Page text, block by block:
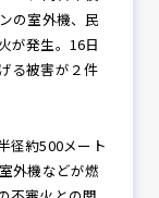
の室外機、民
が発生。16日
る被害が２件
径約500メート
外機などが燃